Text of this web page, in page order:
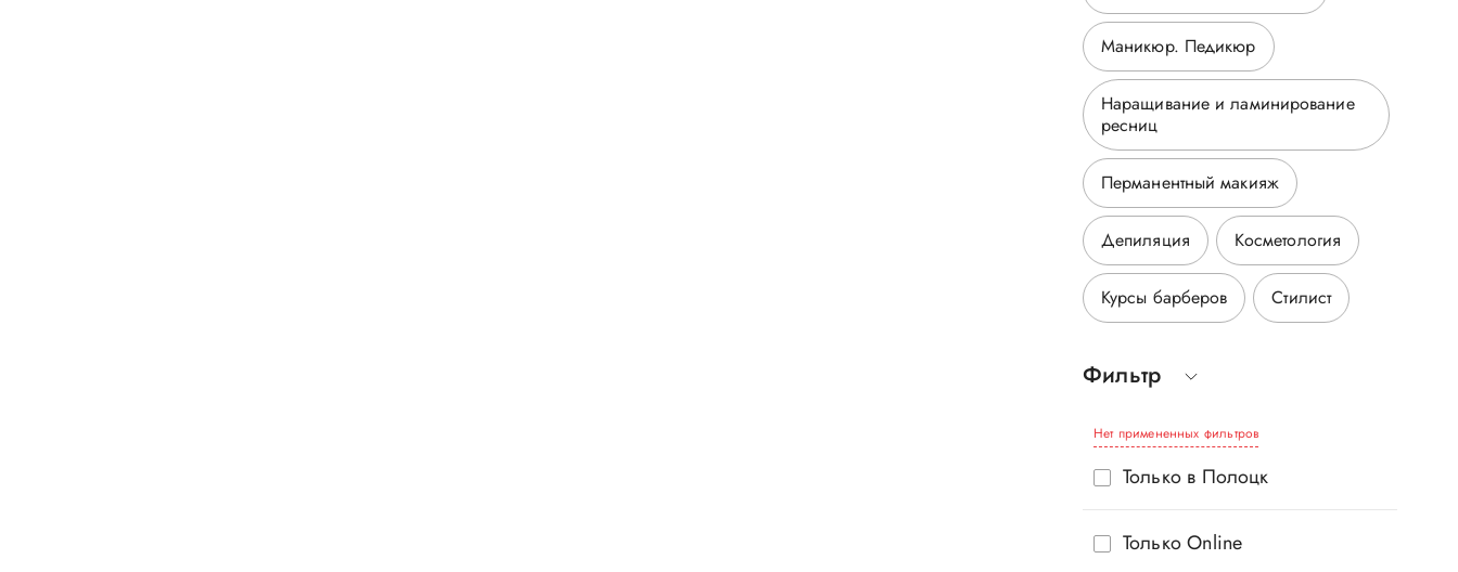
Маникюр. Педикюр
Наращивание и ламинирование
ресниц
Перманентный макияж
Депиляция Косметология
Курсы барберов Стилист
Фильтр
Нет примененных фильтров
Только в Полоцк
Только Online